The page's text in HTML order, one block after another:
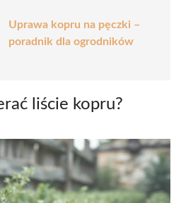
Uprawa kopru na pęczki –
poradnik dla ogrodników
liście kopru?